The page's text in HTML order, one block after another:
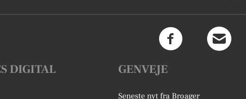
DIGITAL GENVEJE
Seneste nyt fra Broager